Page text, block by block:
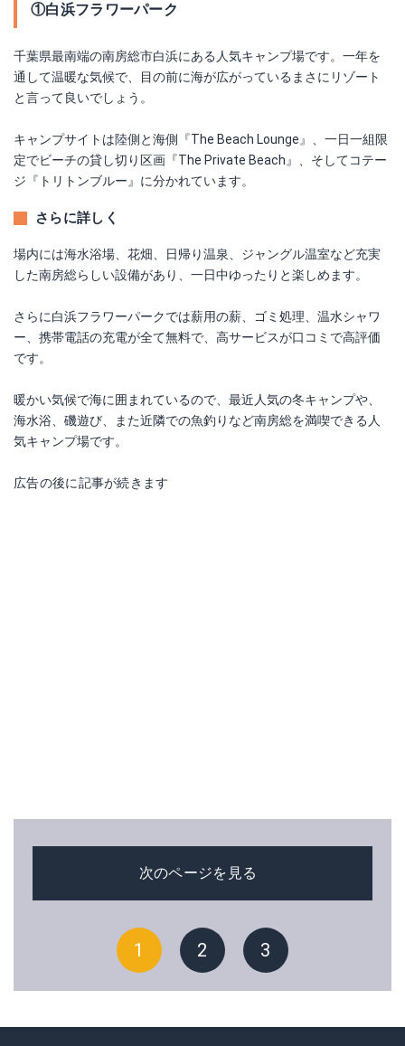
①白浜フラワーパーク
千葉県最南端の南房総市白浜にある人気キャンプ場です。一年を
通して温暖な気候で、目の前に海が広がっているまさにリゾート
と言って良いでしょう。
キャンプサイトは陸側と海側『The Beach Lounge』、一日一組限
定でビーチの貸し切り区画『The Private Beach』、そしてコテー
ジ『トリトンブルー』に分かれています。
さらに詳しく
場内には海水浴場、花畑、日帰り温泉、ジャングル温室など充実
した南房総らしい設備があり、一日中ゆったりと楽しめます。
さらに白浜フラワーパークでは薪用の薪、ゴミ処理、温水シャワ
ー、携帯電話の充電が全て無料で、高サービスが口コミで高評価
です。
暖かい気候で海に囲まれているので、最近人気の冬キャンプや、
海水浴、磯遊び、また近隣での魚釣りなど南房総を満喫できる人
気キャンプ場です。
広告の後に記事が続きます
次のページを見る
1 2 3